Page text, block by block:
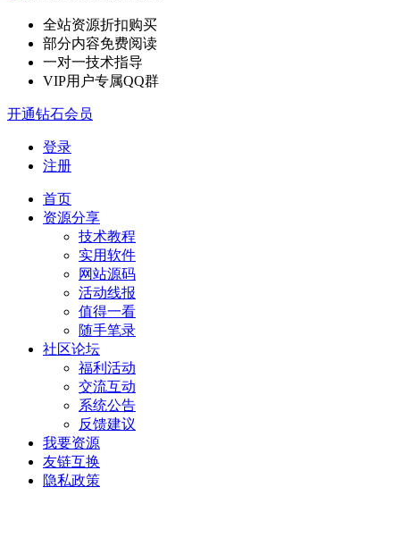
全站资源折扣购买
部分内容免费阅读
一对一技术指导
VIP用户专属QQ群
开通钻石会员
登录
注册
首页
资源分享
技术教程
实用软件
网站源码
活动线报
值得一看
随手笔录
社区论坛
福利活动
交流互动
系统公告
反馈建议
我要资源
友链互换
隐私政策